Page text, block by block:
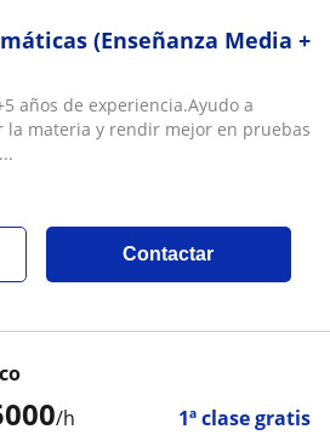
(Enseñanza Media +
años de experiencia.Ayudo a
la materia y rendir mejor en pruebas
Contactar
/h 1ª clase gratis